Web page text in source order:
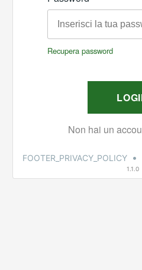
FOOTER_PRIVACY_POLICY •
1.1.0